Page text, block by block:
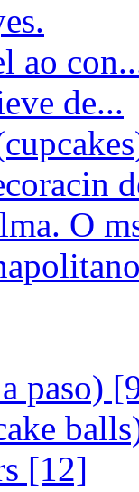
ao
de...
O
paso)
[12]